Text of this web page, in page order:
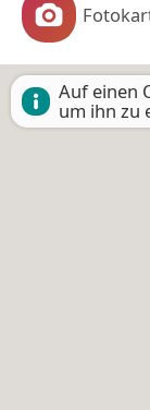
Auf einen
um ihn zu